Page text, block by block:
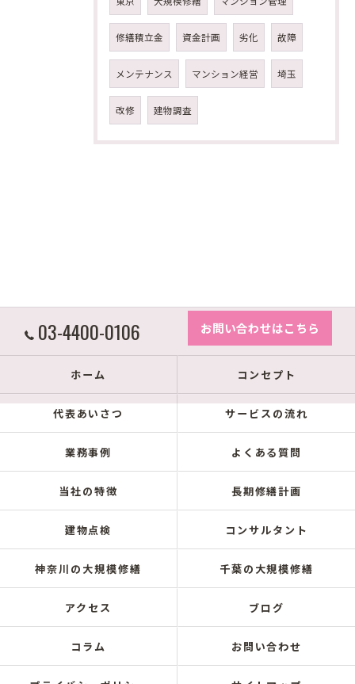
修繕積立金 資金計画 劣化 故障
メンテナンス マンション経営 埼玉
改修 建物調査
03-4400-0106 お問い合わせはこちら
ホーム コンセプト
代表あいさつ サービスの流れ
業務事例 よくある質問
当社の特徴 長期修繕計画
建物点検 コンサルタント
神奈川の大規模修繕 千葉の大規模修繕
アクセス ブログ
コラム お問い合わせ